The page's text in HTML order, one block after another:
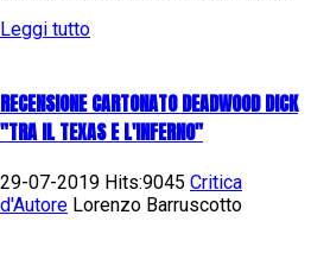
Leggi tutto
RECENSIONE CARTONATO DEADWOOD DICK
"TRA IL TEXAS E L'INFERNO"
29-07-2019 Hits:9045 Critica
d'Autore Lorenzo Barruscotto